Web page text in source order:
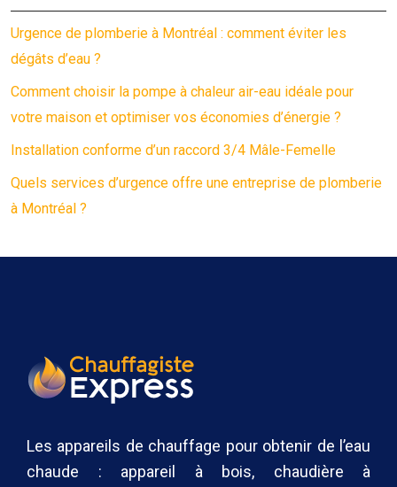
Urgence de plomberie à Montréal : comment éviter les
dégâts d’eau ?
Comment choisir la pompe à chaleur air-eau idéale pour
votre maison et optimiser vos économies d’énergie ?
Installation conforme d’un raccord 3/4 Mâle-Femelle
Quels services d’urgence offre une entreprise de plomberie
à Montréal ?
Les appareils de chauffage pour obtenir de l’eau
chaude : appareil à bois, chaudière à